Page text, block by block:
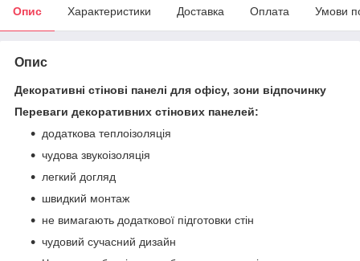
Опис Характеристики Доставка Оплата Умови
Опис
Декоративні стінові панелі для офісу, зони відпочинку
Переваги декоративних стінових панелей:
додаткова теплоізоляція
чудова звукоізоляція
легкий догляд
швидкий монтаж
не вимагають додаткової підготовки стін
чудовий сучасний дизайн